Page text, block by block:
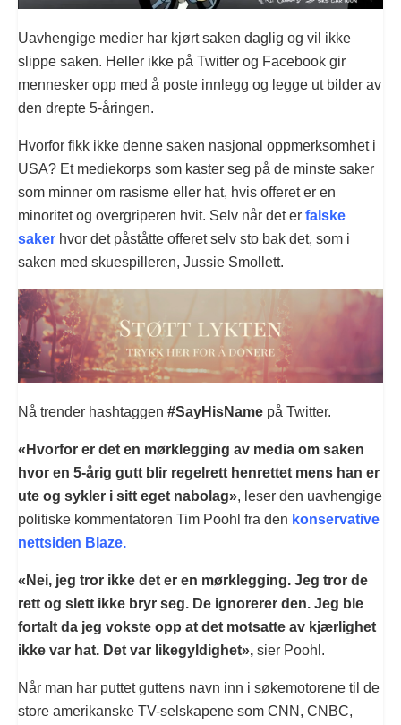
Uavhengige medier har kjørt saken daglig og vil ikke
slippe saken. Heller ikke på Twitter og Facebook gir
mennesker opp med å poste innlegg og legge ut bilder av
den drepte 5-åringen.
Hvorfor fikk ikke denne saken nasjonal oppmerksomhet i
USA? Et mediekorps som kaster seg på de minste saker
som minner om rasisme eller hat, hvis offeret er en
minoritet og overgriperen hvit. Selv når det er falske
saker hvor det påståtte offeret selv sto bak det, som i
saken med skuespilleren, Jussie Smollett.
Nå trender hashtaggen #SayHisName på Twitter.
«Hvorfor er det en mørklegging av media om saken
hvor en 5-årig gutt blir regelrett henrettet mens han er
ute og sykler i sitt eget nabolag», leser den uavhengige
politiske kommentatoren Tim Poohl fra den konservative
nettsiden Blaze.
«Nei, jeg tror ikke det er en mørklegging. Jeg tror de
rett og slett ikke bryr seg. De ignorerer den. Jeg ble
fortalt da jeg vokste opp at det motsatte av kjærlighet
ikke var hat. Det var likegyldighet», sier Poohl.
Når man har puttet guttens navn inn i søkemotorene til de
store amerikanske TV-selskapene som CNN, CNBC,